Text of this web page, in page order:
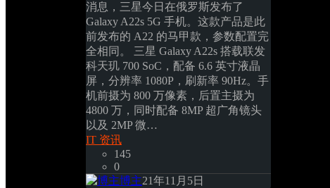
消息，三星今日在俄罗斯发布了
Galaxy A22s 5G 手机。这款产品是此
前发布的 A22 的马甲款，参数配置完
全相同。 三星 Galaxy A22s 搭载联发
科天玑 700 SoC，配备 6.6 英寸液晶
屏，分辨率 1080P，刷新率 90Hz。手
机前摄为 800 万像素，后置主摄为
4800 万，同时配备 8MP 超广角镜头
以及 2MP 微…
IT 资讯
145
0
博主21年11月5日